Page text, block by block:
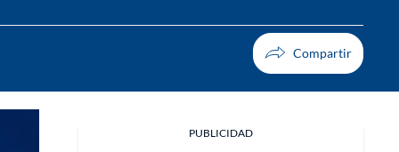
PUBLICIDAD